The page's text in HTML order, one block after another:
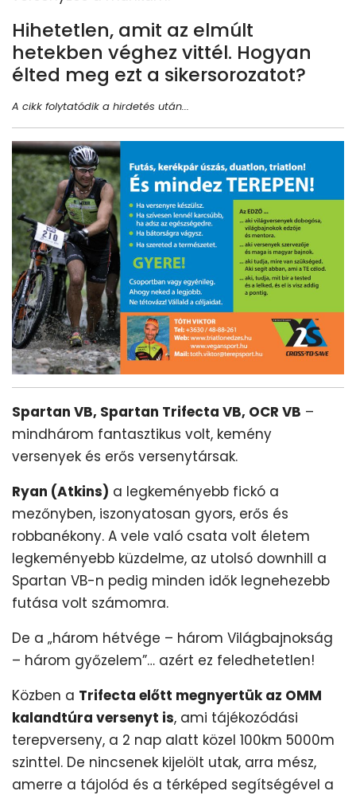
Hihetetlen, amit az elmúlt
hetekben véghez vittél. Hogyan
élted meg ezt a sikersorozatot?
A cikk folytatódik a hirdetés után...
Spartan VB, Spartan Trifecta VB, OCR VB –
mindhárom fantasztikus volt, kemény
versenyek és erős versenytársak.
Ryan (Atkins) a legkeményebb fickó a
mezőnyben, iszonyatosan gyors, erős és
robbanékony. A vele való csata volt életem
legkeményebb küzdelme, az utolsó downhill a
Spartan VB-n pedig minden idők legnehezebb
futása volt számomra.
De a „három hétvége – három Világbajnokság
– három győzelem”… azért ez feledhetetlen!
Közben a Trifecta előtt megnyertük az OMM
kalandtúra versenyt is, ami tájékozódási
terepverseny, a 2 nap alatt közel 100km 5000m
szinttel. De nincsenek kijelölt utak, arra mész,
amerre a tájolód és a térképed segítségével a